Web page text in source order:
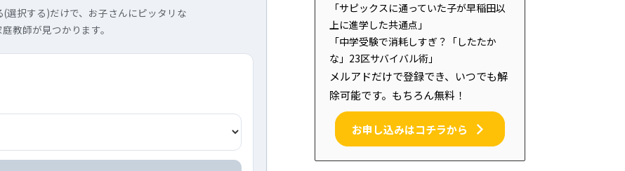
選択する)だけで、お子さんにピッタリな
教師が見つかります。
「サピックスに通っていた子が早稲田以
上に進学した共通点」
「中学受験で消耗しすぎ？「したたか
な」23区サバイバル術」
メルアドだけで登録でき、いつでも解
除可能です。もちろん無料！
お申し込みはコチラから